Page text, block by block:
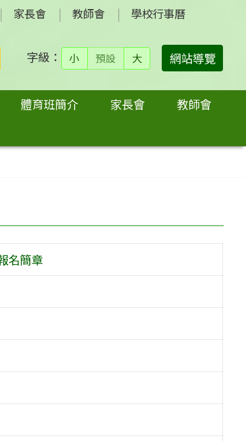
家長會 教師會 學校行事曆
搜
尋：
字級： 小 預設 大 網站導覽
體育班簡介 家長會
教師會
名簡章